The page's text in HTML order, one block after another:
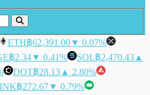
ETH฿62,391.00▼ 0.07%
฿2.34▼ 0.41% SOL฿2,470.43 ▲
DOT฿28.13 ▲ 2.80%
฿272.67▼ 0.79%